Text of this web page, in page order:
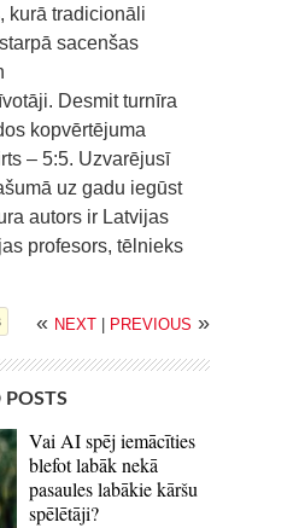
kurā tradicionāli
sacenšas
Desmit turnīra
kopvērtējuma
– 5:5. Uzvarējusī
uz gadu iegūst
autors ir Latvijas
profesors, tēlnieks
« NEXT | PREVIOUS »
POSTS
Vai AI spēj iemācīties
blefot labāk nekā
pasaules labākie kāršu
spēlētāji?